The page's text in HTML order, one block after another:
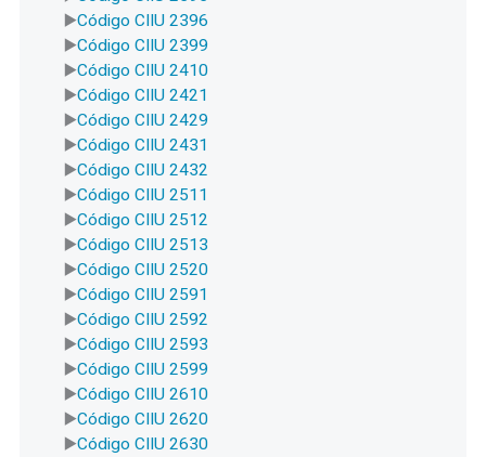
Código CIIU 2396
Código CIIU 2399
Código CIIU 2410
Código CIIU 2421
Código CIIU 2429
Código CIIU 2431
Código CIIU 2432
Código CIIU 2511
Código CIIU 2512
Código CIIU 2513
Código CIIU 2520
Código CIIU 2591
Código CIIU 2592
Código CIIU 2593
Código CIIU 2599
Código CIIU 2610
Código CIIU 2620
Código CIIU 2630